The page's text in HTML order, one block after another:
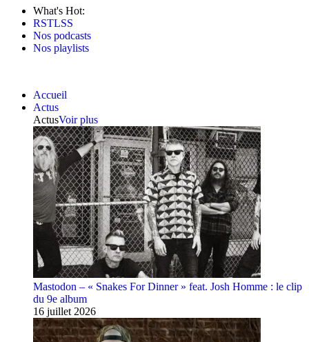
What's Hot:
RSTLSS
Nos podcasts
Nos playlists
Accueil
Actus
ActusVoir plus
Mastodon – « Snakes For Dinner » feat. Josh Homme : le clip
du 9e album
16 juillet 2026